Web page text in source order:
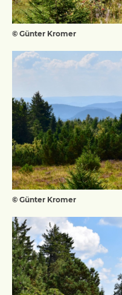
© Günter Kromer
© Günter Kromer